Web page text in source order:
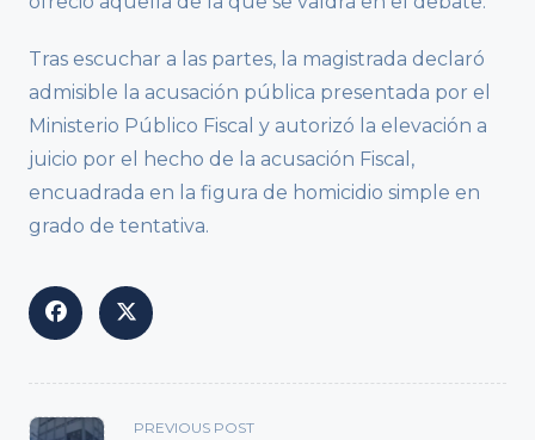
Tras escuchar a las partes, la magistrada declaró
admisible la acusación pública presentada por el
Ministerio Público Fiscal y autorizó la elevación a
juicio por el hecho de la acusación Fiscal,
encuadrada en la figura de homicidio simple en
grado de tentativa.
<span
PREVIOUS POST